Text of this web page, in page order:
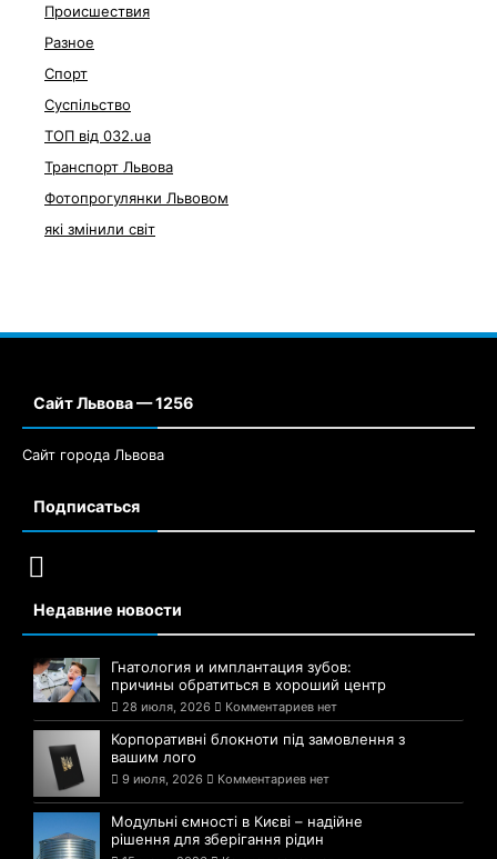
Происшествия
Разное
Спорт
Суспільство
ТОП від 032.ua
Транспорт Львова
Фотопрогулянки Львовом
які змінили світ
Сайт Львова — 1256
Сайт города Львова
Подписаться
Недавние новости
Гнатология и имплантация зубов:
причины обратиться в хороший центр
28 июля, 2026 Комментариев нет
Корпоративні блокноти під замовлення з
вашим лого
9 июля, 2026 Комментариев нет
Модульні ємності в Києві – надійне
рішення для зберігання рідин